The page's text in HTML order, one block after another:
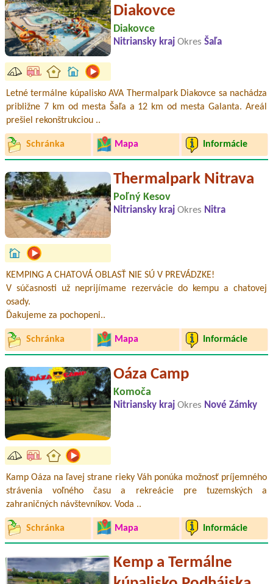
Diakovce
Diakovce
Nitriansky kraj Okres Šaľa
Letné termálne kúpalisko AVA Thermalpark Diakovce sa nachádza
približne 7 km od mesta Šaľa a 12 km od mesta Galanta. Areál
prešiel rekonštrukciou ..
Schránka Mapa Informácie
Thermalpark Nitrava
Poľný Kesov
Nitriansky kraj Okres Nitra
KEMPING A CHATOVÁ OBLASŤ NIE SÚ V PREVÁDZKE!
V súčasnosti už neprijímame rezervácie do kempu a chatovej
osady.
Ďakujeme za pochopeni..
Schránka Mapa Informácie
Oáza Camp
Komoča
Nitriansky kraj Okres Nové Zámky
Kamp Oáza na ľavej strane rieky Váh ponúka možnosť príjemného
strávenia voľného času a rekreácie pre tuzemských a
zahraničných návštevníkov. Voda ..
Schránka Mapa Informácie
Kemp a Termálne